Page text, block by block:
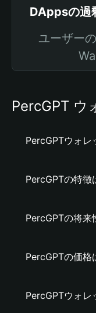
DAppsの過
ユーザー
PercGPT ウ
PercGPTウォレ
PercGPTの特徴
PercGPTの将来
PercGPTの価格
PercGPTウォレ